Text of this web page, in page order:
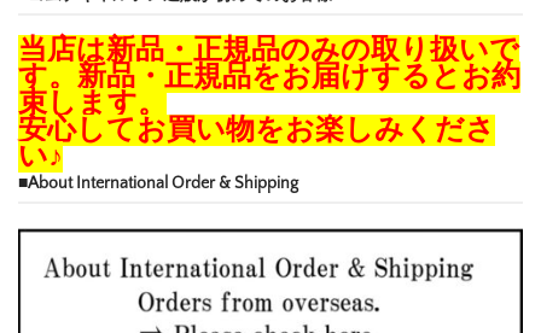
当店は新品・正規品のみの取り扱いで
す。新品・正規品をお届けするとお約
束します。
安心してお買い物をお楽しみくださ
い♪
■About International Order & Shipping